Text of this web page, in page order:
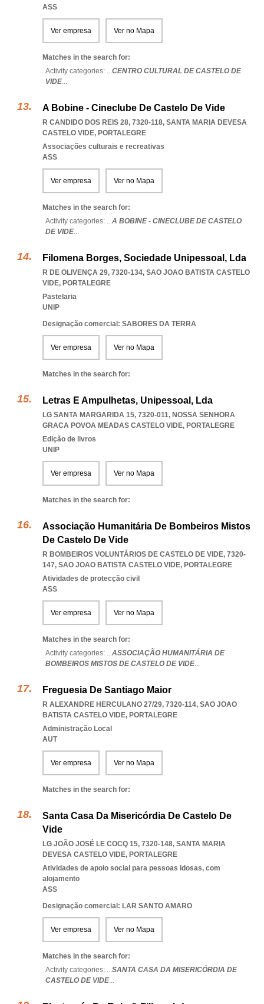
ASS
Ver empresa Ver no Mapa
Matches in the search for:
Activity categories: ...CENTRO CULTURAL DE CASTELO DE
VIDE...
A Bobine - Cineclube De Castelo De Vide
R CANDIDO DOS REIS 28, 7320-118, SANTA MARIA DEVESA
CASTELO VIDE, PORTALEGRE
Associações culturais e recreativas
ASS
Ver empresa Ver no Mapa
Matches in the search for:
Activity categories: ...A BOBINE - CINECLUBE DE CASTELO
DE VIDE...
Filomena Borges, Sociedade Unipessoal, Lda
R DE OLIVENÇA 29, 7320-134, SAO JOAO BATISTA CASTELO
VIDE, PORTALEGRE
Pastelaria
UNIP
Designação comercial: SABORES DA TERRA
Ver empresa Ver no Mapa
Matches in the search for:
Letras E Ampulhetas, Unipessoal, Lda
LG SANTA MARGARIDA 15, 7320-011, NOSSA SENHORA
GRACA POVOA MEADAS CASTELO VIDE, PORTALEGRE
Edição de livros
UNIP
Ver empresa Ver no Mapa
Matches in the search for:
Associação Humanitária De Bombeiros Mistos
De Castelo De Vide
R BOMBEIROS VOLUNTÁRIOS DE CASTELO DE VIDE, 7320-
147, SAO JOAO BATISTA CASTELO VIDE, PORTALEGRE
Atividades de protecção civil
ASS
Ver empresa Ver no Mapa
Matches in the search for:
Activity categories: ...ASSOCIAÇÃO HUMANITÁRIA DE
BOMBEIROS MISTOS DE CASTELO DE VIDE...
Freguesia De Santiago Maior
R ALEXANDRE HERCULANO 27/29, 7320-114, SAO JOAO
BATISTA CASTELO VIDE, PORTALEGRE
Administração Local
AUT
Ver empresa Ver no Mapa
Matches in the search for:
Santa Casa Da Misericórdia De Castelo De
Vide
LG JOÃO JOSÉ LE COCQ 15, 7320-148, SANTA MARIA
DEVESA CASTELO VIDE, PORTALEGRE
Atividades de apoio social para pessoas idosas, com
alojamento
ASS
Designação comercial: LAR SANTO AMARO
Ver empresa Ver no Mapa
Matches in the search for:
Activity categories: ...SANTA CASA DA MISERICÓRDIA DE
CASTELO DE VIDE...